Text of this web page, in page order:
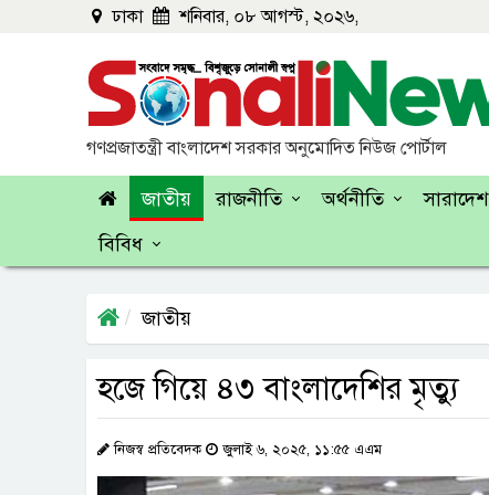
ঢাকা শনিবার, ০৮ আগস্ট, ২০২৬,
গণপ্রজাতন্ত্রী বাংলাদেশ সরকার অনুমোদিত নিউজ পোর্টাল
জাতীয় রাজনীতি অর্থনীতি সারাদেশ
বিবিধ
জাতীয়
হজে গিয়ে ৪৩ বাংলাদেশির মৃত্যু
নিজস্ব প্রতিবেদক জুলাই ৬, ২০২৫, ১১:৫৫ এএম